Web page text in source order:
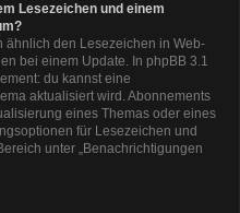
Lesezeichen und einem
ähnlich den Lesezeichen in Web-
bei einem Update. In phpBB 3.1
du kannst eine
aktualisiert wird. Abonnements
eines Themas oder eines
für Lesezeichen und
unter „Benachrichtigungen